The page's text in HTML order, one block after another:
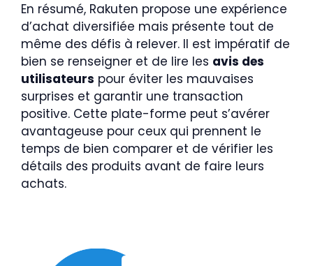
En résumé, Rakuten propose une expérience
d’achat diversifiée mais présente tout de
même des défis à relever. Il est impératif de
bien se renseigner et de lire les avis des
utilisateurs pour éviter les mauvaises
surprises et garantir une transaction
positive. Cette plate-forme peut s’avérer
avantageuse pour ceux qui prennent le
temps de bien comparer et de vérifier les
détails des produits avant de faire leurs
achats.